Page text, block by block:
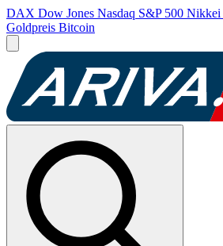
DAX Dow Jones Nasdaq S&P 500 Nikkei
Goldpreis Bitcoin